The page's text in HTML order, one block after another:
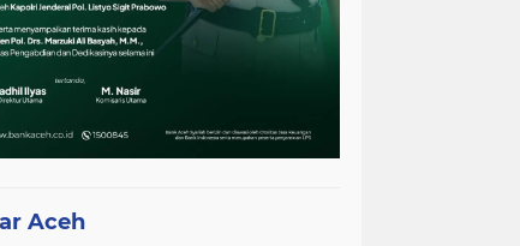
Aceh